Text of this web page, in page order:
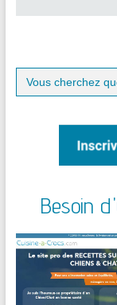
Search
for:
Besoin